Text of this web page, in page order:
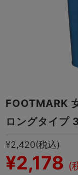
FOOTMARK
ロングタイプ
¥2,420(税込)
¥2,178 (